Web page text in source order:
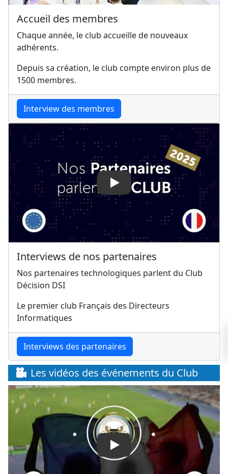
Accueil des membres
Chaque année, le club accueille de nouveaux
adhérents.
Depuis sa création, le club compte environ plus de
1500 membres.
Interview des membres
Play
Interviews de nos partenaires
Nos partenaires technologiques parlent du Club
Décision DSI
Le premier club Français des Directeurs
Informatiques
Interviews des partenaires
Les vidéos des événements du Club
Play